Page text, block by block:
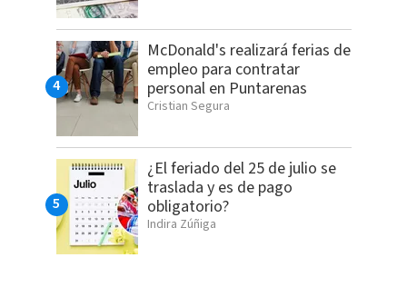
McDonald's realizará ferias de
empleo para contratar
personal en Puntarenas
Cristian Segura
¿El feriado del 25 de julio se
traslada y es de pago
obligatorio?
Indira Zúñiga